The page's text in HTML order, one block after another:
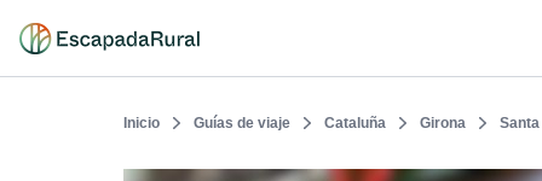
Inicio Guías de viaje Cataluña Girona